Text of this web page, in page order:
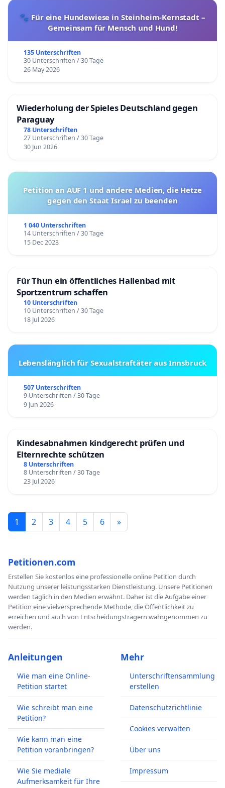
🐾 Für eine Hundewiese in Steinheim-Kernstadt –
Gemeinsam für Mensch und Hund!
135 Unterschriften
30 Unterschriften / 30 Tage
26 May 2026
Wiederholung der Spieles Deutschland gegen
Paraguay
78 Unterschriften
27 Unterschriften / 30 Tage
30 Jun 2026
Petition an AUF 1 und andere Medien, die Hetze
gegen den Staat Israel zu beenden
1 040 Unterschriften
14 Unterschriften / 30 Tage
15 Dec 2023
Für Thun ein öffentliches Hallenbad mit
Sportzentrum schaffen
10 Unterschriften
10 Unterschriften / 30 Tage
18 Jul 2026
Lebenslänglich für Sexualstraftäter aus Innsbruck
507 Unterschriften
9 Unterschriften / 30 Tage
9 Jun 2026
Kindesabnahmen kindgerecht prüfen und
Elternrechte schützen
8 Unterschriften
8 Unterschriften / 30 Tage
23 Jul 2026
1 2 3 4 5 6 »
Petitionen.com
Erstellen Sie kostenlos eine professionelle online Petition durch
Nutzung unserer leistungsstarken Dienstleistung. Unsere Petitionen
werden täglich in den Medien erwähnt. Daher ist die Aufgabe einer
Petition eine vielversprechende Methode, die Öffentlichkeit zu
erreichen und auch von Entscheidungsträgern wahrgenommen zu
werden.
Anleitungen
Wie man eine Online-
Petition startet
Wie schreibt man eine
Petition?
Wie kann man eine
Petition voranbringen?
Wie Sie mediale
Aufmerksamkeit für Ihre
Mehr
Unterschriftensammlung
erstellen
Datenschutzrichtlinie
Cookies verwalten
Über uns
Impressum